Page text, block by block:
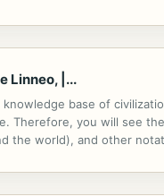
Linneo, |...
base of
Therefore, you will see
the world), and other